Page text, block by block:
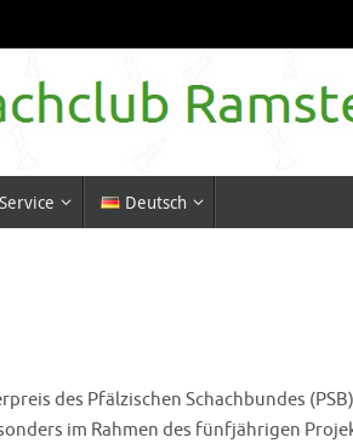
Service Deutsch
des Pfälzischen Schachbundes
im Rahmen des fünfjährigen